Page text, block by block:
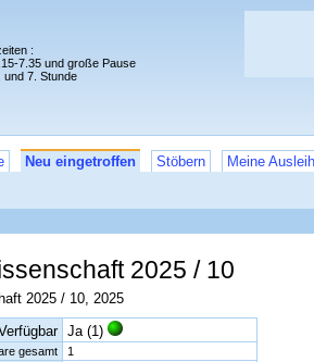
:
7.35 und große Pause
und 7. Stunde
Neu eingetroffen Stöbern Meine
2025 / 10
2025 / 10, 2025
Ja (1)
gesamt
1